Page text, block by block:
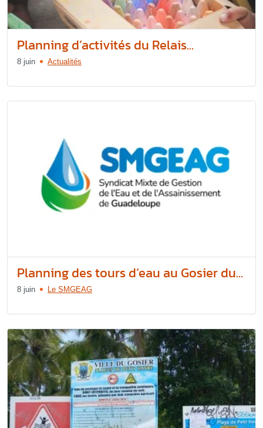
Planning d’activités du Relais...
8 juin Actualités
Planning des tours d’eau au Gosier du...
8 juin Le SMGEAG